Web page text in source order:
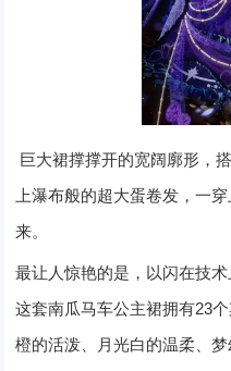
巨大裙撑撑开的宽阔廓形，
上瀑布般的超大蛋卷发，一
来。
最让人惊艳的是，以闪在技
这套南瓜马车公主裙拥有23
橙的活泼、月光白的温柔、